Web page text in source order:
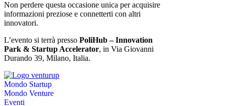
Non perdere questa occasione unica per acquisire
informazioni preziose e connetterti con altri
innovatori.
L’evento si terrà presso PoliHub – Innovation
Park & Startup Accelerator, in Via Giovanni
Durando 39, Milano, Italia.
Mondo Startup
Mondo Venture
Eventi